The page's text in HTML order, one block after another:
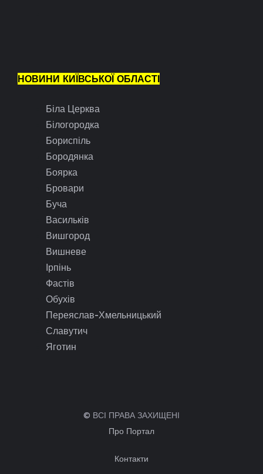
НОВИНИ КИЇВСЬКОЇ ОБЛАСТІ
Біла Церква
Білогородка
Бориспіль
Бородянка
Боярка
Бровари
Буча
Васильків
Вишгород
Вишневе
Ірпінь
Фастів
Обухів
Переяслав-Хмельницький
Славутич
Яготин
© ВСІ ПРАВА ЗАХИЩЕНІ
Про Портал
Контакти